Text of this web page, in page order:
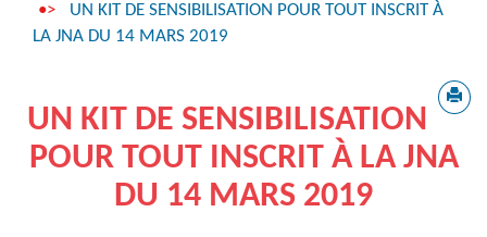
UN KIT DE SENSIBILISATION POUR TOUT INSCRIT À
LA JNA DU 14 MARS 2019
UN KIT DE SENSIBILISATION
POUR TOUT INSCRIT À LA JNA
DU 14 MARS 2019